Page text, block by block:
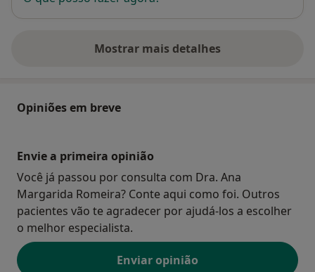
Mostrar mais detalhes
sobre o endereço
Opiniões em breve
Envie a primeira opinião
Você já passou por consulta com Dra. Ana
Margarida Romeira? Conte aqui como foi. Outros
pacientes vão te agradecer por ajudá-los a escolher
o melhor especialista.
Enviar opinião